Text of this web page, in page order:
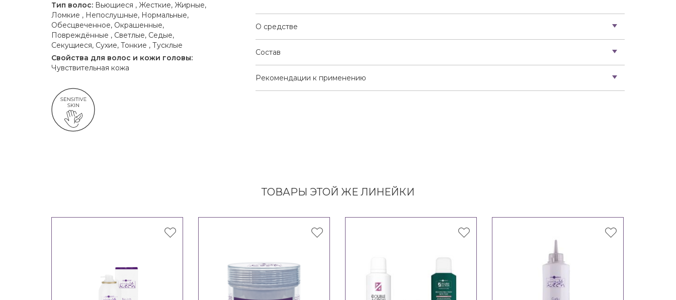
Тип волос: Вьющиеся , Жесткие, Жирные,
Ломкие , Непослушные, Нормальные,
Обесцвеченное, Окрашенные,
Повреждённые , Светлые, Седые,
Секущиеся, Сухие, Тонкие , Тусклые
Свойства для волос и кожи головы:
Чувствительная кожа
О средстве
Состав
Рекомендации к применению
ТОВАРЫ ЭТОЙ ЖЕ ЛИНЕЙКИ